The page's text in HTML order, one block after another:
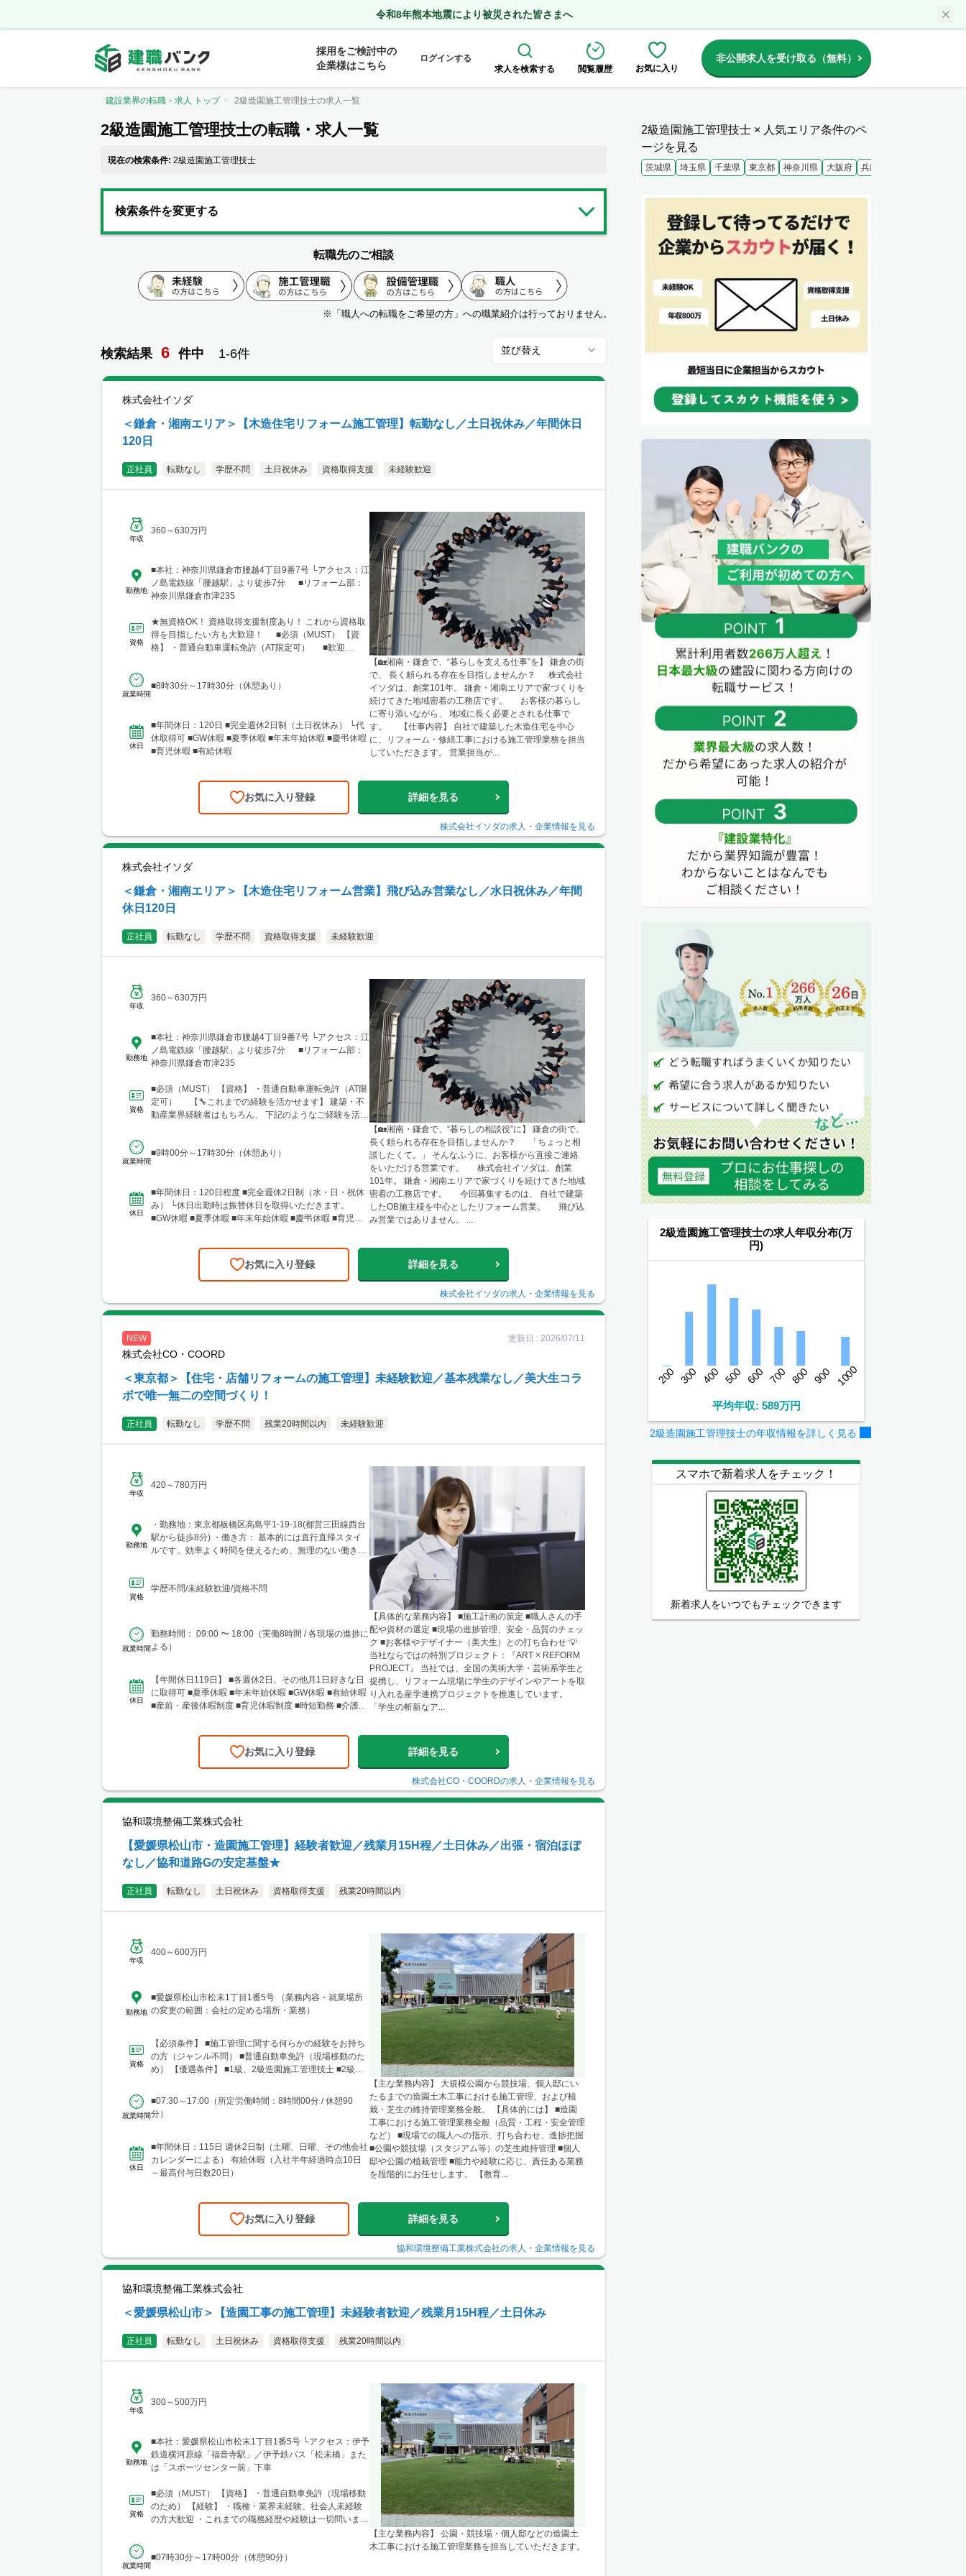
令和8年熊本地震により被災された皆さまへ
採用をご検討中の
企業様はこちら
ログインする
求人を検索する
閲覧履歴 お気に入り
非公開求人を受け取る（無料）
建設業界の転職・求人 トップ 2級造園施工管理技士の求人一覧
2級造園施工管理技士の転職・求人一覧
現在の検索条件: 2級造園施工管理技士
検索条件を変更する
転職先のご相談
※「職人への転職をご希望の方」への職業紹介は行っておりません。
検索結果 6 件中 1-6件 並び替え
株式会社イソダ
＜鎌倉・湘南エリア＞【木造住宅リフォーム施工管理】転勤なし／土日祝休み／年間休日
120日
正社員 転勤なし 学歴不問 土日祝休み 資格取得支援 未経験歓迎
年収
360～630万円
勤務地
■本社：神奈川県鎌倉市腰越4丁目9番7号 └アクセス：江
ノ島電鉄線「腰越駅」より徒歩7分 ■リフォーム部：
神奈川県鎌倉市津235
資格
★無資格OK！ 資格取得支援制度あり！ これから資格取
得を目指したい方も大歓迎！ ■必須（MUST） 【資
格】 ・普通自動車運転免許（AT限定可） ■歓迎
就業時間
■8時30分～17時30分（休憩あり）
休日
■年間休日：120日 ■完全週休2日制（土日祝休み） └代
休取得可 ■GW休暇 ■夏季休暇 ■年末年始休暇 ■慶弔休暇
■育児休暇 ■有給休暇
【🏡湘南・鎌倉で、“暮らしを支える仕事”を】 鎌倉の街
で、 長く頼られる存在を目指しませんか？ 株式会社
イソダは、創業101年。 鎌倉・湘南エリアで家づくりを
続けてきた地域密着の工務店です。 お客様の暮らし
に寄り添いながら、 地域に長く必要とされる仕事で
す。 【仕事内容】 自社で建築した木造住宅を中心
に、リフォーム・修繕工事における施工管理業務を担当
していただきます。 営業担当が...
お気に入り登録 詳細を見る
株式会社イソダの求人・企業情報を見る
株式会社イソダ
＜鎌倉・湘南エリア＞【木造住宅リフォーム営業】飛び込み営業なし／水日祝休み／年間
休日120日
正社員 転勤なし 学歴不問 資格取得支援 未経験歓迎
年収
360～630万円
勤務地
■本社：神奈川県鎌倉市腰越4丁目9番7号 └アクセス：江
ノ島電鉄線「腰越駅」より徒歩7分 ■リフォーム部：
神奈川県鎌倉市津235
資格
■必須（MUST） 【資格】 ・普通自動車運転免許（AT限
定可） 【🔧これまでの経験を活かせます】 建築・不
動産業界経験者はもちろん、 下記のようなご経験を活か
就業時間
■9時00分～17時30分（休憩あり）
休日
■年間休日：120日程度 ■完全週休2日制（水・日・祝休
み） └休日出勤時は振替休日を取得いただきます。
■GW休暇 ■夏季休暇 ■年末年始休暇 ■慶弔休暇 ■育児休
【🏡湘南・鎌倉で、“暮らしの相談役”に】 鎌倉の街で、
長く頼られる存在を目指しませんか？ 「ちょっと相
談したくて。」 そんなふうに、お客様から直接ご連絡
をいただける営業です。 株式会社イソダは、創業
101年。 鎌倉・湘南エリアで家づくりを続けてきた地域
密着の工務店です。 今回募集するのは、 自社で建築
したOB施主様を中心としたリフォーム営業。 飛び込
み営業ではありません。 ...
お気に入り登録 詳細を見る
株式会社イソダの求人・企業情報を見る
NEW 更新日 : 2026/07/11
株式会社CO・COORD
＜東京都＞【住宅・店舗リフォームの施工管理】未経験歓迎／基本残業なし／美大生コラ
ボで唯一無二の空間づくり！
正社員 転勤なし 学歴不問 残業20時間以内 未経験歓迎
年収
420～780万円
勤務地
・勤務地：東京都板橋区高島平1-19-18(都営三田線西台
駅から徒歩8分) ・働き方： 基本的には直行直帰スタイ
ルです。効率よく時間を使えるため、無理のない働き方
資格
学歴不問/未経験歓迎/資格不問
就業時間
勤務時間： 09:00 〜 18:00（実働8時間 / 各現場の進捗に
よる）
休日
【年間休日119日】 ■各週休2日、その他月1日好きな日
に取得可 ■夏季休暇 ■年末年始休暇 ■GW休暇 ■有給休暇
■産前・産後休暇制度 ■育児休暇制度 ■時短勤務 ■介護...
【具体的な業務内容】 ■施工計画の策定 ■職人さんの手
配や資材の選定 ■現場の進捗管理、安全・品質のチェッ
ク ■お客様やデザイナー（美大生）との打ち合わせ 💡
当社ならではの特別プロジェクト：『ART × REFORM
PROJECT』 当社では、全国の美術大学・芸術系学生と
提携し、リフォーム現場に学生のデザインやアートを取
り入れる産学連携プロジェクトを推進しています。
「学生の斬新なア...
お気に入り登録 詳細を見る
株式会社CO・COORDの求人・企業情報を見る
協和環境整備工業株式会社
【愛媛県松山市・造園施工管理】経験者歓迎／残業月15H程／土日休み／出張・宿泊ほぼ
なし／協和道路Gの安定基盤★
正社員 転勤なし 土日祝休み 資格取得支援 残業20時間以内
年収
400～600万円
勤務地
■愛媛県松山市松末1丁目1番5号 （業務内容・就業場所
の変更の範囲：会社の定める場所・業務）
資格
【必須条件】 ■施工管理に関する何らかの経験をお持ち
の方（ジャンル不問） ■普通自動車免許（現場移動のた
め） 【優遇条件】 ■1級、2級造園施工管理技士 ■2級土
就業時間
■07:30～17:00（所定労働時間：8時間00分 / 休憩90
分）
休日
■年間休日：115日 週休2日制（土曜、日曜、その他会社
カレンダーによる） 有給休暇（入社半年経過時点10日
～最高付与日数20日）
【主な業務内容】 大規模公園から競技場、個人邸にい
たるまでの造園土木工事における施工管理、および植
栽・芝生の維持管理業務全般。 【具体的には】 ■造園
工事における施工管理業務全般（品質・工程・安全管理
など） ■現場での職人への指示、打ち合わせ、進捗把握
■公園や競技場（スタジアム等）の芝生維持管理 ■個人
邸や公園の植栽管理 ■能力や経験に応じ、責任ある業務
を段階的にお任せします。 【教育...
お気に入り登録 詳細を見る
協和環境整備工業株式会社の求人・企業情報を見る
協和環境整備工業株式会社
＜愛媛県松山市＞【造園工事の施工管理】未経験者歓迎／残業月15H程／土日休み
正社員 転勤なし 土日祝休み 資格取得支援 残業20時間以内
年収
300～500万円
勤務地
■本社：愛媛県松山市松末1丁目1番5号 └アクセス：伊予
鉄道横河原線「福音寺駅」／伊予鉄バス「松末橋」また
は「スポーツセンター前」下車
資格
■必須（MUST） 【資格】 ・普通自動車免許（現場移動
のため） 【経験】 ・職種・業界未経験、社会人未経験
の方大歓迎 ・これまでの職務経歴や経験は一切問いませ
就業時間
■07時30分～17時00分（休憩90分）
【主な業務内容】 公園・競技場・個人邸などの造園土
木工事における施工管理業務を担当していただきます。
2級造園施工管理技士 × 人気エリア条件のペ
ージを見る
茨城県 埼玉県 千葉県 東京都 神奈川県 大阪府 兵庫県
2級造園施工管理技士の求人年収分布(万
円)
200 300 400 500 600 700 800 900 1000
平均年収: 589万円
2級造園施工管理技士の年収情報を詳しく見る
スマホで新着求人をチェック！
新着求人をいつでもチェックできます